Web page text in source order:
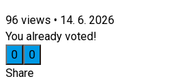
96 views • 14. 6. 2026
You already voted!
0
0
Share